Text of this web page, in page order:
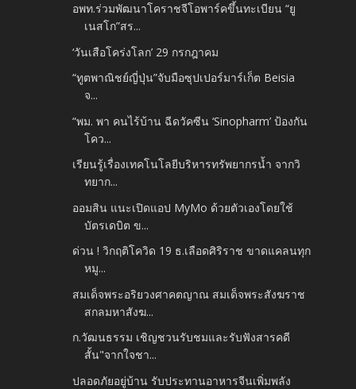
อพท.ร่วมพัฒนาโคราชจีโอพาร์คขึ้นทะเบียน “ยู
เนสโก”สร...
‘วันเสือโคร่งโลก’ 29 กรกฎาคม
“ทูตพาณิชย์ญี่ปุ่น”จับมือซุปเปอร์มาร์เก็ต Beisia
จ...
“พม. พา คนไร้บ้าน ฉีดวัคซีน ‘Sinopharm’ ป้องกัน
โคว...
เรียนรู้เรื่องเทคโนโลยีบริหารทรัพยากรน้ำ จากวิ
ทยาก...
ออมสิน แนะเปิดแอป MyMo ด้วยตัวเองโดยใช้
บัตรเดบิต ข...
ด่วน ! วิกฤติโควิด 19 ธ.เลือดศิริราช ขาดแคลนทุก
หมู...
สมเด็จพระอริยวงศาคตญาณ สมเด็จพระสังฆราช
สกลมหาสังฆ...
ก.วัฒนธรรม เชิญชวนรับชมและรับฟังสารคดี
สั้น"จากใจชา...
ปลอดภัยอยู่บ้าน รับประทานอาหารจีนเพิ่มพลัง